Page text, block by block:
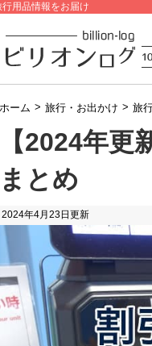
用品情報をお届け
ホーム > 旅行・お出かけ > 旅
【2024年
まとめ
2024年4月23日 更新